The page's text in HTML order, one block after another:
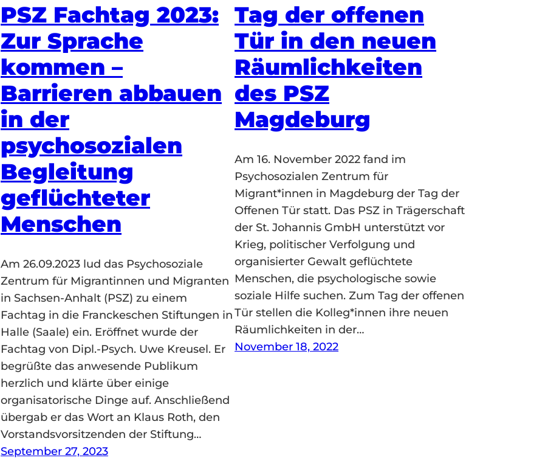
PSZ Fachtag 2023:
Zur Sprache
kommen –
Barrieren abbauen
in der
psychosozialen
Begleitung
geflüchteter
Menschen
Am 26.09.2023 lud das Psychosoziale
Zentrum für Migrantinnen und Migranten
in Sachsen-Anhalt (PSZ) zu einem
Fachtag in die Franckeschen Stiftungen in
Halle (Saale) ein. Eröffnet wurde der
Fachtag von Dipl.-Psych. Uwe Kreusel. Er
begrüßte das anwesende Publikum
herzlich und klärte über einige
organisatorische Dinge auf. Anschließend
übergab er das Wort an Klaus Roth, den
Vorstandsvorsitzenden der Stiftung…
September 27, 2023
Tag der offenen
Tür in den neuen
Räumlichkeiten
des PSZ
Magdeburg
Am 16. November 2022 fand im
Psychosozialen Zentrum für
Migrant*innen in Magdeburg der Tag der
Offenen Tür statt. Das PSZ in Trägerschaft
der St. Johannis GmbH unterstützt vor
Krieg, politischer Verfolgung und
organisierter Gewalt geflüchtete
Menschen, die psychologische sowie
soziale Hilfe suchen. Zum Tag der offenen
Tür stellen die Kolleg*innen ihre neuen
Räumlichkeiten in der…
November 18, 2022